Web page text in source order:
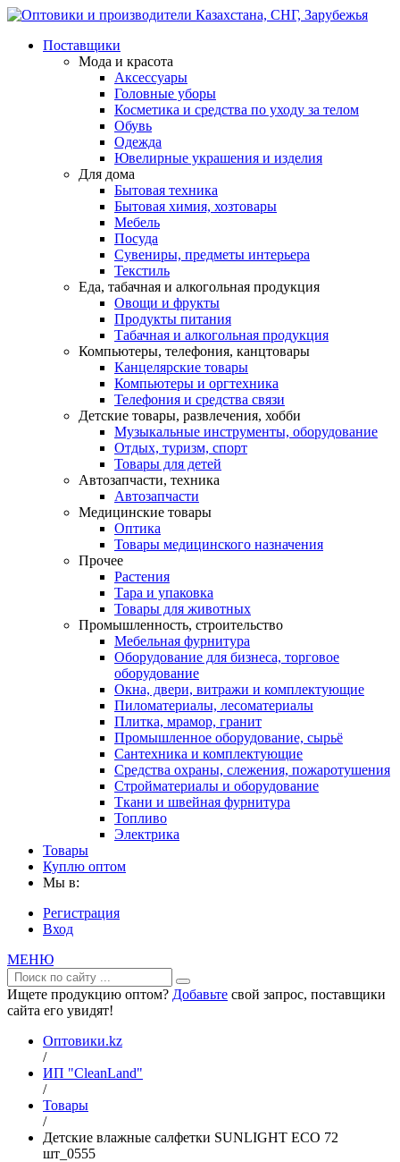
Поставщики
Мода и красота
Аксессуары
Головные уборы
Косметика и средства по уходу за телом
Обувь
Одежда
Ювелирные украшения и изделия
Для дома
Бытовая техника
Бытовая химия, хозтовары
Мебель
Посуда
Сувениры, предметы интерьера
Текстиль
Еда, табачная и алкогольная продукция
Овощи и фрукты
Продукты питания
Табачная и алкогольная продукция
Компьютеры, телефония, канцтовары
Канцелярские товары
Компьютеры и оргтехника
Телефония и средства связи
Детские товары, развлечения, хобби
Музыкальные инструменты, оборудование
Отдых, туризм, спорт
Товары для детей
Автозапчасти, техника
Автозапчасти
Медицинские товары
Оптика
Товары медицинского назначения
Прочее
Растения
Тара и упаковка
Товары для животных
Промышленность, строительство
Мебельная фурнитура
Оборудование для бизнеса, торговое
оборудование
Окна, двери, витражи и комплектующие
Пиломатериалы, лесоматериалы
Плитка, мрамор, гранит
Промышленное оборудование, сырьё
Сантехника и комплектующие
Средства охраны, слежения, пожаротушения
Стройматериалы и оборудование
Ткани и швейная фурнитура
Топливо
Электрика
Товары
Куплю оптом
Мы в:
Регистрация
Вход
МЕНЮ
Ищете продукцию оптом? Добавьте свой запрос, поставщики
сайта его увидят!
Оптовики.kz
/
ИП "CleanLand"
/
Товары
/
Детские влажные салфетки SUNLIGHT ECO 72
шт_0555